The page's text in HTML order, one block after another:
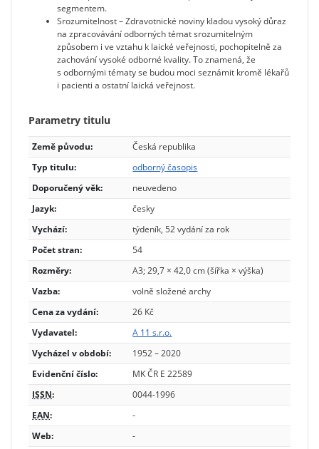
segmentem.
Srozumitelnost – Zdravotnické noviny kladou vysoký důraz
na zpracovávání odborných témat srozumitelným
způsobem i ve vztahu k laické veřejnosti, pochopitelně za
zachování vysoké odborné kvality. To znamená, že
s odbornými tématy se budou moci seznámit kromě lékařů
i pacienti a ostatní laická veřejnost.
Parametry titulu
Země původu:
Česká republika
Typ titulu:
odborný časopis
Doporučený věk:
neuvedeno
Jazyk:
česky
Vychází:
týdeník, 52 vydání za rok
Počet stran:
54
Rozměry:
A3; 29,7 × 42,0 cm (šířka × výška)
Vazba:
volně složené archy
Cena za vydání:
26 Kč
Vydavatel:
A 11 s.r.o.
Vycházel v období:
1952 – 2020
Evidenční číslo:
MK ČR E 22589
ISSN:
0044-1996
EAN:
-
Web:
-